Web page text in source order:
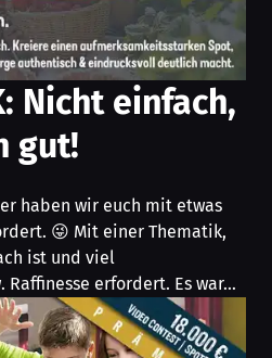
Nicht einfach,
gut!
haben wir euch mit etwas
😜 Mit einer Thematik,
ist und viel
Raffinesse erfordert. Es war…